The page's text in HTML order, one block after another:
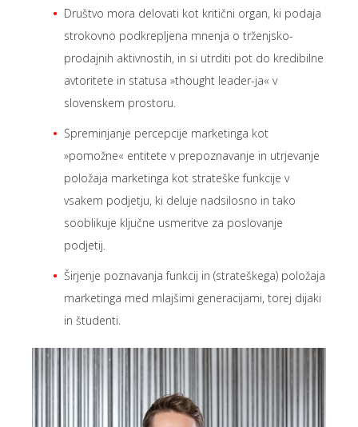
Društvo mora delovati kot kritični organ, ki podaja
strokovno podkrepljena mnenja o trženjsko-
prodajnih aktivnostih, in si utrditi pot do kredibilne
avtoritete in statusa »thought leader-ja« v
slovenskem prostoru.
Spreminjanje percepcije marketinga kot
»pomožne« entitete v prepoznavanje in utrjevanje
položaja marketinga kot strateške funkcije v
vsakem podjetju, ki deluje nadsilosno in tako
sooblikuje ključne usmeritve za poslovanje
podjetij.
Širjenje poznavanja funkcij in (strateškega) položaja
marketinga med mlajšimi generacijami, torej dijaki
in študenti.